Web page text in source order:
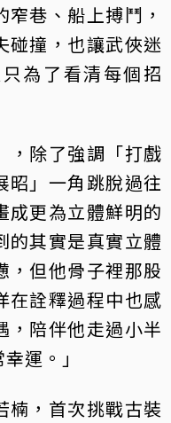
巷、船上搏鬥，
碰撞，也讓武俠迷
為了看清每個招
，除了強調「打戲
昭」一角跳脫過往
成更為立體鮮明的
的其實是真實立體
，但他骨子裡那股
在詮釋過程中也感
，陪伴他走過小半
運。」
楠，首次挑戰古裝